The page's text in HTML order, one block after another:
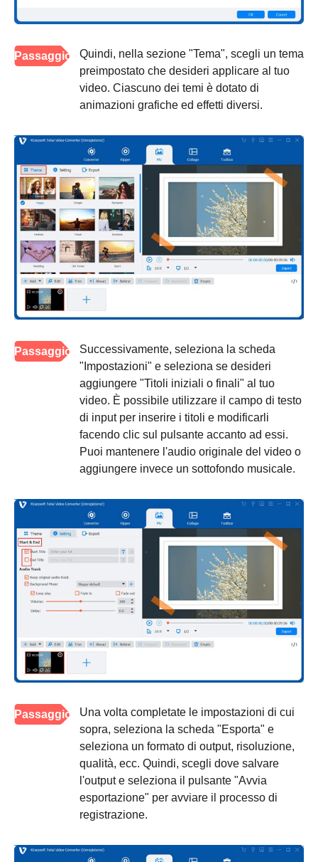
Passaggio
Quindi, nella sezione "Tema", scegli un tema
preimpostato che desideri applicare al tuo
video. Ciascuno dei temi è dotato di
animazioni grafiche ed effetti diversi.
Passaggio
Successivamente, seleziona la scheda
"Impostazioni" e seleziona se desideri
aggiungere "Titoli iniziali o finali" al tuo
video. È possibile utilizzare il campo di testo
di input per inserire i titoli e modificarli
facendo clic sul pulsante accanto ad essi.
Puoi mantenere l'audio originale del video o
aggiungere invece un sottofondo musicale.
Passaggio
Una volta completate le impostazioni di cui
sopra, seleziona la scheda "Esporta" e
seleziona un formato di output, risoluzione,
qualità, ecc. Quindi, scegli dove salvare
l'output e seleziona il pulsante "Avvia
esportazione" per avviare il processo di
registrazione.